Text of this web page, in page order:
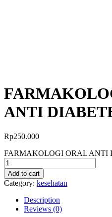
ANTI
Rp250.000
FARMAKOLOGI ORAL ANTI
Add to cart
Category: kesehatan
Description
Reviews (0)